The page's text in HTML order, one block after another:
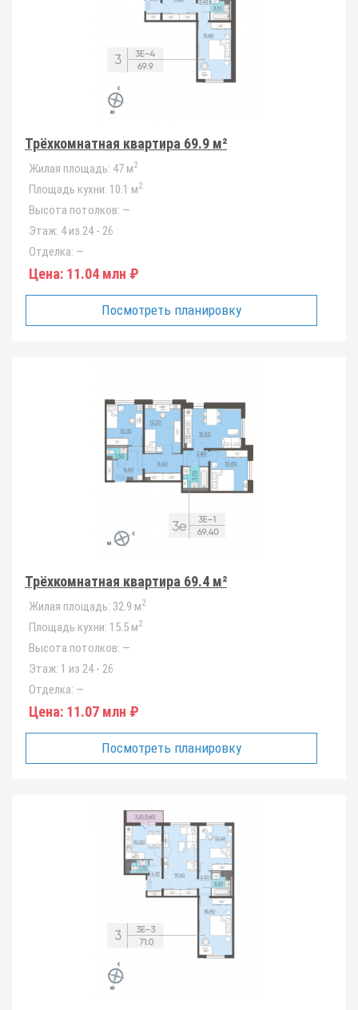
Трёхкомнатная квартира 69.9 м²
Жилая площадь: 47 м2
Площадь кухни: 10.1 м2
Высота потолков: —
Этаж: 4 из 24 - 26
Отделка: —
Цена: 11.04 млн ₽
Посмотреть планировку
Трёхкомнатная квартира 69.4 м²
Жилая площадь: 32.9 м2
Площадь кухни: 15.5 м2
Высота потолков: —
Этаж: 1 из 24 - 26
Отделка: —
Цена: 11.07 млн ₽
Посмотреть планировку